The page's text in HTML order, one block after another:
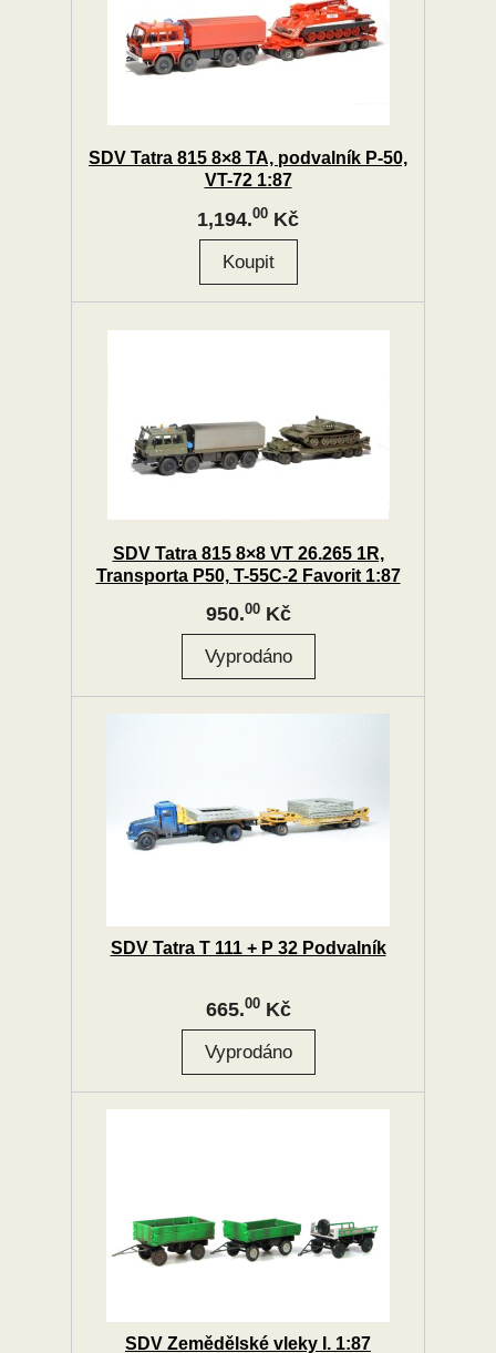
SDV Tatra 815 8×8 TA, podvalník P-50,
VT-72 1:87
1,194.00 Kč
SDV Tatra 815 8×8 VT 26.265 1R,
Transporta P50, T-55C-2 Favorit 1:87
950.00Kč
SDV Tatra T 111 + P 32 Podvalník
665.00Kč
SDV Zemědělské vleky I. 1:87